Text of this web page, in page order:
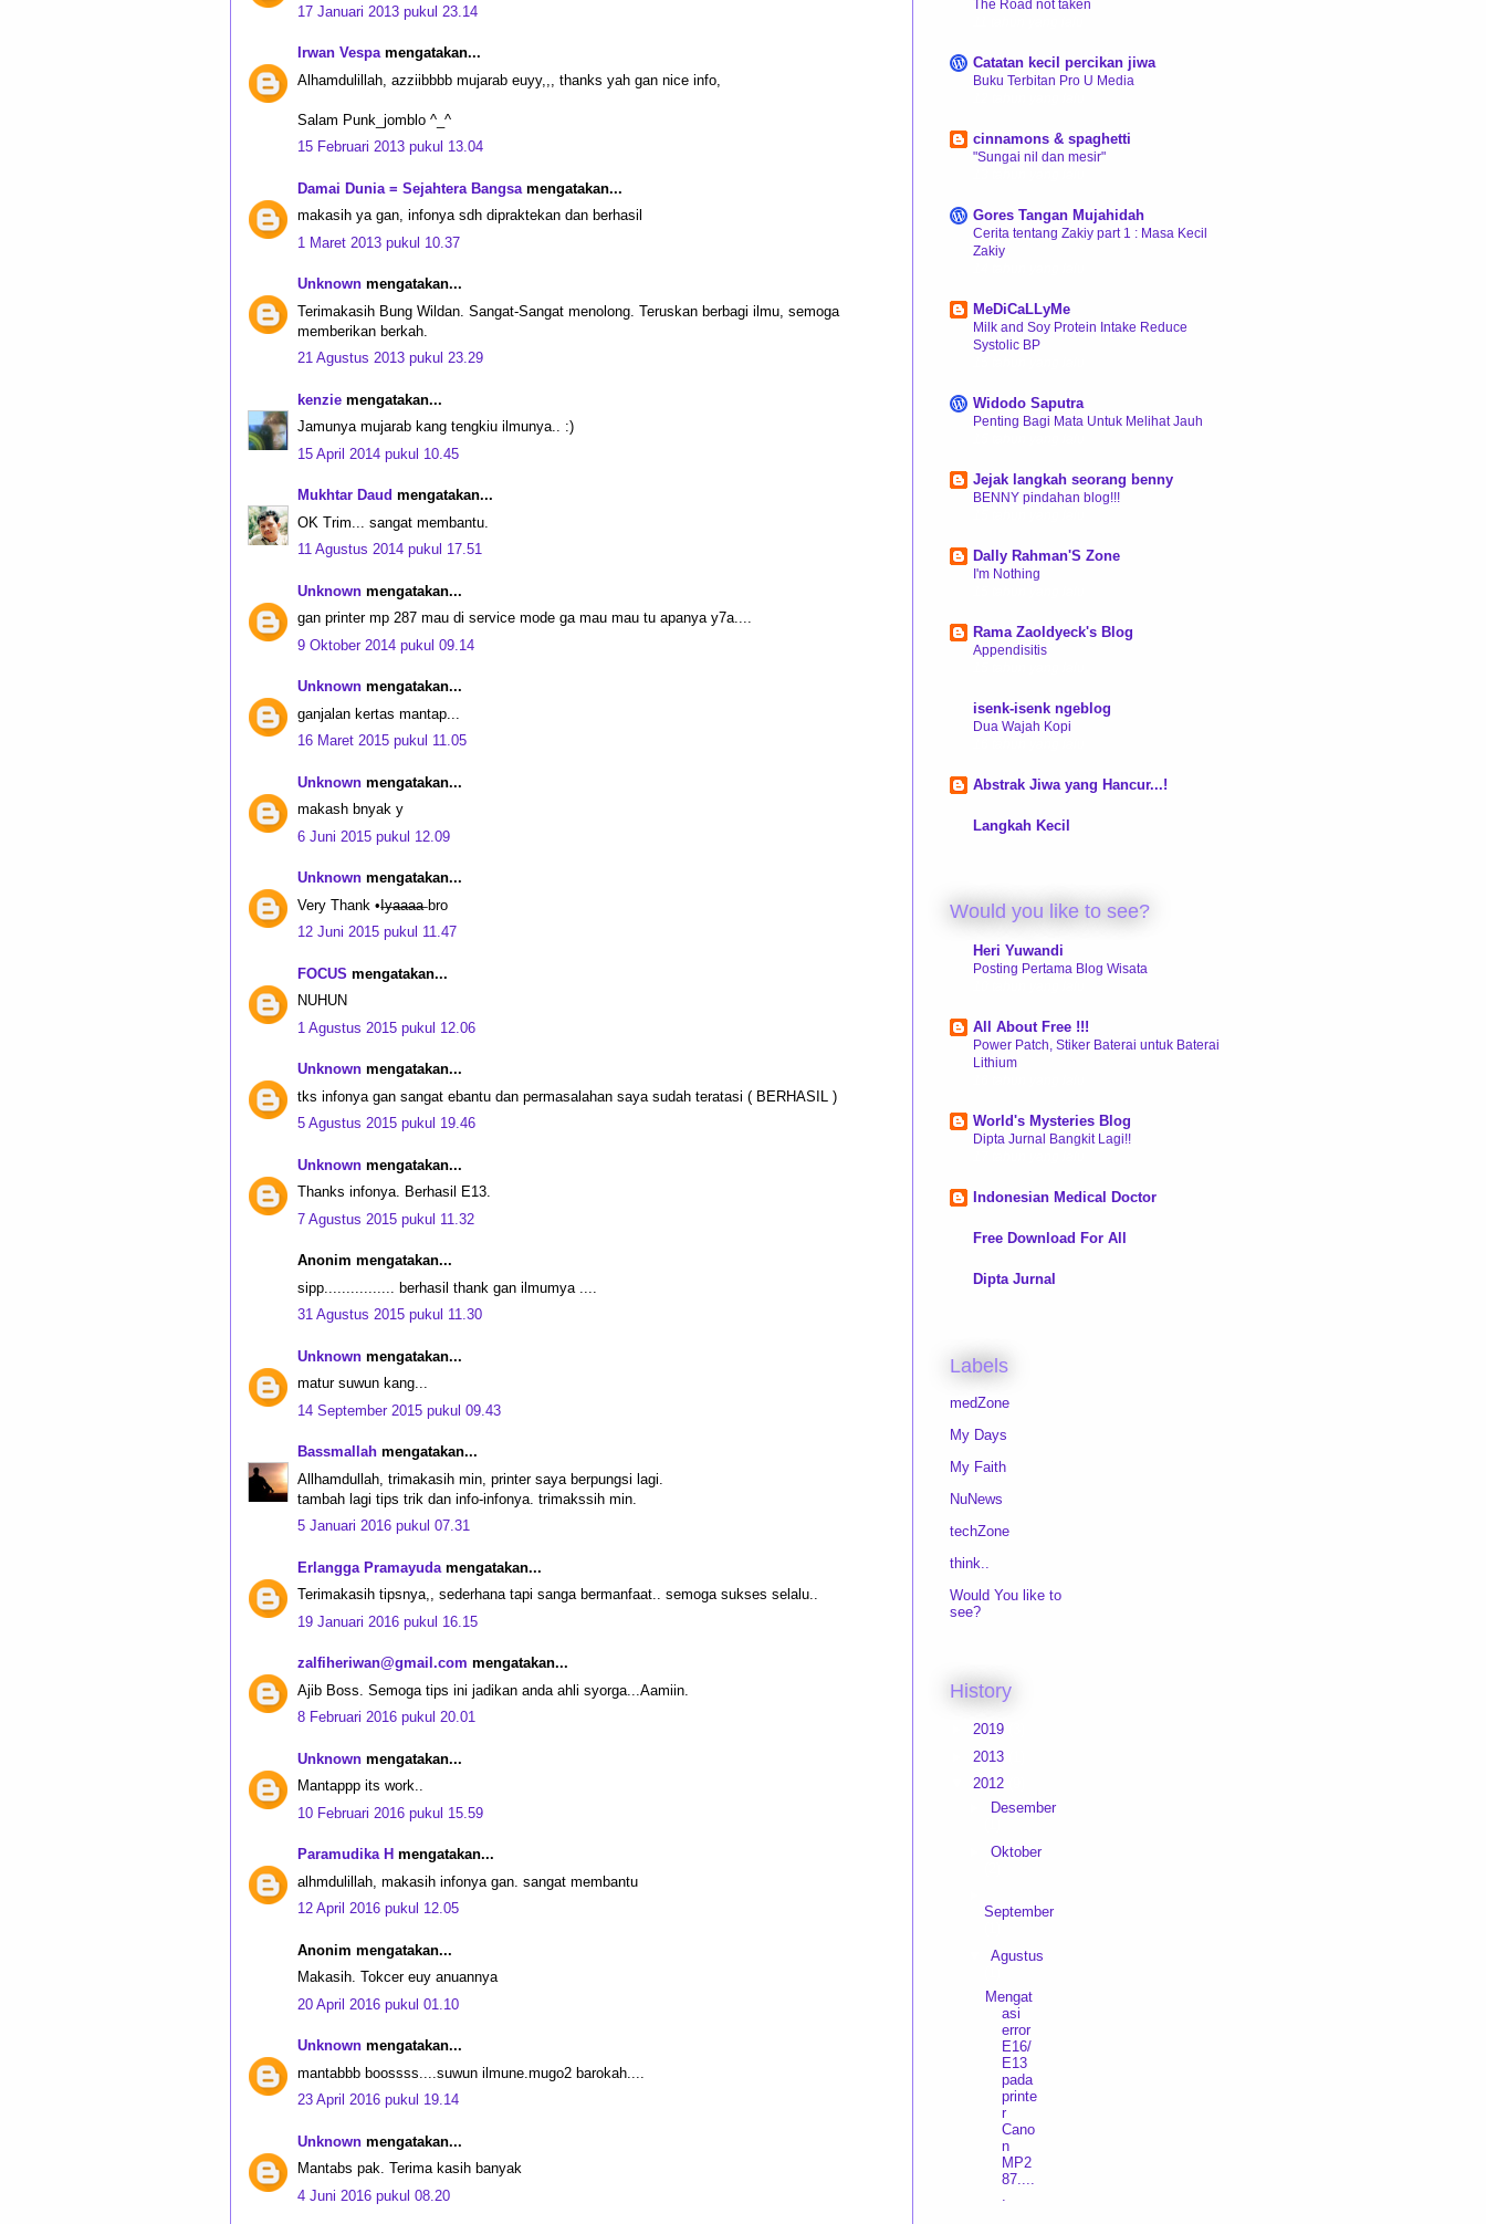
17 Januari 2013 pukul 23.14
Irwan Vespamengatakan...
Alhamdulillah, azziibbbb mujarab euyy,,, thanks yah gan nice info,
Salam Punk_jomblo ^_^
15 Februari 2013 pukul 13.04
Damai Dunia = Sejahtera Bangsa mengatakan...
makasih ya gan, infonya sdh dipraktekan dan berhasil
1 Maret 2013 pukul 10.37
Unknown mengatakan...
Terimakasih Bung Wildan. Sangat-Sangat menolong. Teruskan berbagi ilmu, semoga
memberikan berkah.
21 Agustus 2013 pukul 23.29
kenzie mengatakan...
Jamunya mujarab kang tengkiu ilmunya.. :)
15 April 2014 pukul 10.45
Mukhtar Daud mengatakan...
OK Trim... sangat membantu.
11 Agustus 2014 pukul 17.51
Unknown mengatakan...
gan printer mp 287 mau di service mode ga mau mau tu apanya y7a....
9 Oktober 2014 pukul 09.14
Unknown mengatakan...
ganjalan kertas mantap...
16 Maret 2015 pukul 11.05
Unknown mengatakan...
makash bnyak y
6 Juni 2015 pukul 12.09
Unknown mengatakan...
Very Thank •I̶y̶a̶a̶a̶a̶ bro
12 Juni 2015 pukul 11.47
FOCUS mengatakan...
NUHUN
1 Agustus 2015 pukul 12.06
Unknown mengatakan...
tks infonya gan sangat ebantu dan permasalahan saya sudah teratasi ( BERHASIL )
5 Agustus 2015 pukul 19.46
Unknown mengatakan...
Thanks infonya. Berhasil E13.
7 Agustus 2015 pukul 11.32
Anonim mengatakan...
sipp................ berhasil thank gan ilmumya ....
31 Agustus 2015 pukul 11.30
Unknown mengatakan...
matur suwun kang...
14 September 2015 pukul 09.43
Bassmallah mengatakan...
Allhamdullah, trimakasih min, printer saya berpungsi lagi.
tambah lagi tips trik dan info-infonya. trimakssih min.
5 Januari 2016 pukul 07.31
Erlangga Pramayuda mengatakan...
Terimakasih tipsnya,, sederhana tapi sanga bermanfaat.. semoga sukses selalu..
19 Januari 2016 pukul 16.15
zalfiheriwan@gmail.com mengatakan...
Ajib Boss. Semoga tips ini jadikan anda ahli syorga...Aamiin.
8 Februari 2016 pukul 20.01
Unknown mengatakan...
Mantappp its work..
10 Februari 2016 pukul 15.59
Paramudika H mengatakan...
alhmdulillah, makasih infonya gan. sangat membantu
12 April 2016 pukul 12.05
Anonim mengatakan...
Makasih. Tokcer euy anuannya
20 April 2016 pukul 01.10
Unknown mengatakan...
mantabbb boossss....suwun ilmune.mugo2 barokah....
23 April 2016 pukul 19.14
Unknown mengatakan...
Mantabs pak. Terima kasih banyak
4 Juni 2016 pukul 08.20
The Road not taken
Catatan kecil percikan jiwa
Buku Terbitan Pro U Media
cinnamons & spaghetti
"Sungai nil dan mesir"
Gores Tangan Mujahidah
Cerita tentang Zakiy part 1 : Masa Kecil
Zakiy
MeDiCaLLyMe
Milk and Soy Protein Intake Reduce
Systolic BP
Widodo Saputra
Penting Bagi Mata Untuk Melihat Jauh
Jejak langkah seorang benny
BENNY pindahan blog!!!
Dally Rahman'S Zone
I'm Nothing
Rama Zaoldyeck's Blog
Appendisitis
isenk-isenk ngeblog
Dua Wajah Kopi
Abstrak Jiwa yang Hancur...!
Langkah Kecil
Would you like to see?
Heri Yuwandi
Posting Pertama Blog Wisata
All About Free !!!
Power Patch, Stiker Baterai untuk Baterai
Lithium
World's Mysteries Blog
Dipta Jurnal Bangkit Lagi!!
Indonesian Medical Doctor
Free Download For All
Dipta Jurnal
Labels
medZone
My Days
My Faith
NuNews
techZone
think..
Would You like to
see?
History
2019
2013
2012
Desember
Oktober
September
Agustus
Mengat
asi
error
E16/
E13
pada
printe
r
Cano
n
MP2
87....